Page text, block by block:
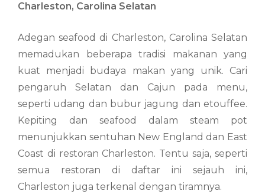
Charleston, Carolina Selatan
Adegan seafood di Charleston, Carolina Selatan
memadukan beberapa tradisi makanan yang
kuat menjadi budaya makan yang unik. Cari
pengaruh Selatan dan Cajun pada menu,
seperti udang dan bubur jagung dan etouffee.
Kepiting dan seafood dalam steam pot
menunjukkan sentuhan New England dan East
Coast di restoran Charleston. Tentu saja, seperti
semua restoran di daftar ini sejauh ini,
Charleston juga terkenal dengan tiramnya.